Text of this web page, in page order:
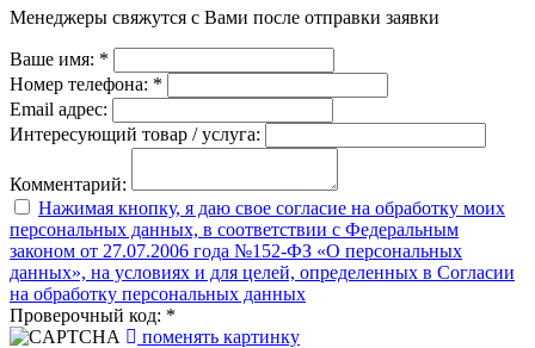
Менеджеры свяжутся с Вами после отправки заявки
Ваше имя: *
Номер телефона: *
Email адрес:
Интересующий товар / услуга:
Комментарий:
Нажимая кнопку, я даю свое согласие на обработку моих
персональных данных, в соответствии с Федеральным
законом от 27.07.2006 года №152-ФЗ «О персональных
данных», на условиях и для целей, определенных в Согласии
на обработку персональных данных
Проверочный код: *
поменять картинку